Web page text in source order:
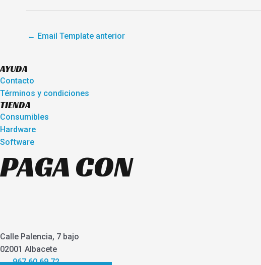
← Email Template anterior
AYUDA
Contacto
Términos y condiciones
TIENDA
Consumibles
Hardware
Software
PAGA CON
Calle Palencia, 7 bajo
02001 Albacete
967 60 69 72